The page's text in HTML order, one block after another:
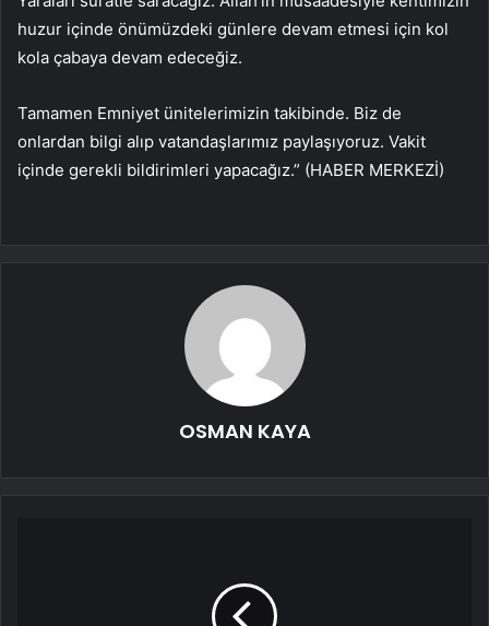
huzur içinde önümüzdeki günlere devam etmesi için kol
kola çabaya devam edeceğiz.
Tamamen Emniyet ünitelerimizin takibinde. Biz de
onlardan bilgi alıp vatandaşlarımız paylaşıyoruz. Vakit
içinde gerekli bildirimleri yapacağız.” (HABER MERKEZİ)
OSMAN KAYA